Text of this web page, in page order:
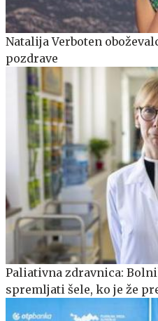
Natalija Verboten
pozdrave
Paliativna zdravnica:
spremljati šele, ko je že